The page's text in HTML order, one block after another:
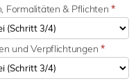
Formalitäten & Pflichten*
und Verpflichtungen *